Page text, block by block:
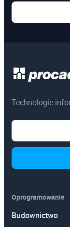
Technologie
Oprogramowanie
Budownictwo